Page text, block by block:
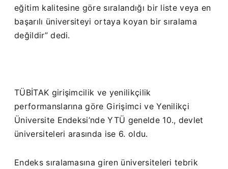
eğitim kalitesine göre sıralandığı bir liste veya en
başarılı üniversiteyi ortaya koyan bir sıralama
değildir” dedi.
TÜBİTAK girişimcilik ve yenilikçilik
performanslarına göre Girişimci ve Yenilikçi
Üniversite Endeksi’nde YTÜ genelde 10., devlet
üniversiteleri arasında ise 6. oldu.
Endeks sıralamasına giren üniversiteleri tebrik